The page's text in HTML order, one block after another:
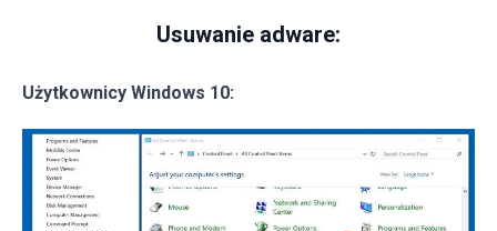
Usuwanie adware:
Użytkownicy Windows 10: